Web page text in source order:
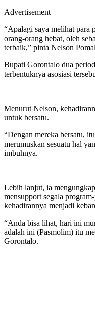
Advertisement
“Apalagi saya melihat para
orang-orang hebat, oleh
terbaik,” pinta Nelson
Bupati Gorontalo dua
terbentuknya asosiasi
Menurut Nelson,
untuk bersatu.
“Dengan mereka bersatu,
merumuskan sesuatu hal
imbuhnya.
Lebih lanjut, ia
mensupport segala
kehadirannya menjadi
“Anda bisa lihat, hari ini
adalah ini (Pasmolim) itu
Gorontalo.